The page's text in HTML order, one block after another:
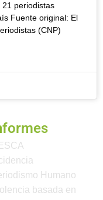
periodistas
Fuente original: El
(CNP)
Humano
basada en